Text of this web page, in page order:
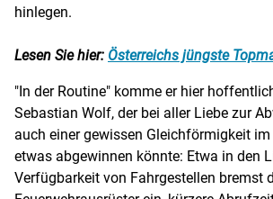
hinlegen.
Lesen Sie hier: Österreichs jüngste
"In der Routine" komme er hier
Sebastian Wolf, der bei aller Liebe zur
auch einer gewissen Gleichförmigkeit
etwas abgewinnen könnte: Etwa in den
Verfügbarkeit von Fahrgestellen bremst